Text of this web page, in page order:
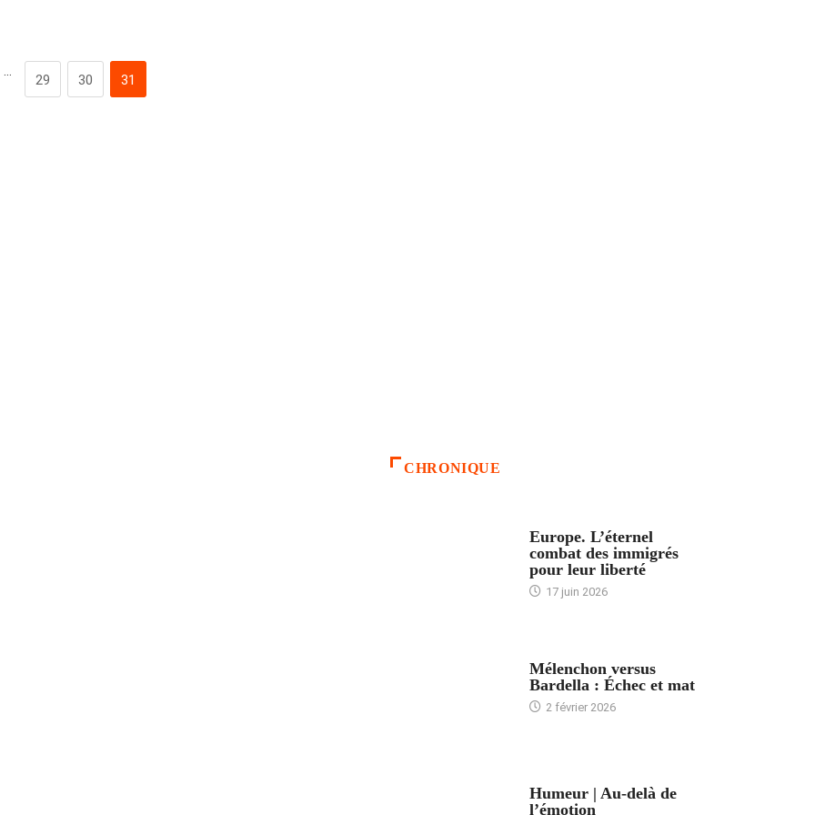
…
29 30 31
CHRONIQUE
Europe. L’éternel
combat des immigrés
pour leur liberté
17 juin 2026
Mélenchon versus
Bardella : Échec et mat
2 février 2026
Humeur | Au-delà de
l’émotion